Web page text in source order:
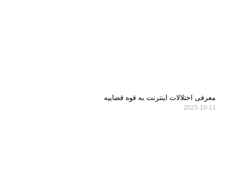
معرفی اختلالات اینترنت به قوه قضاییه
2025-10-11